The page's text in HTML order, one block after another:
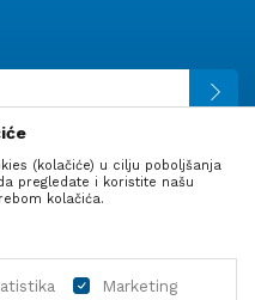
(kolačiće) u cilju poboljšanja
pregledate i koristite našu
kolačića.
Marketing